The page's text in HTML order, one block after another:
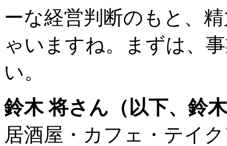
ーな経営判断のもと、
ゃいますね。まずは、
い。
鈴木 将さん（以下、鈴
居酒屋・カフェ・テイ